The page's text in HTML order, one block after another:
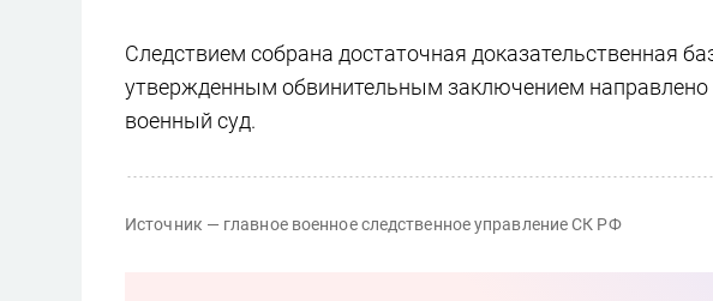
Следствием собрана достаточная доказательственная
утвержденным обвинительным заключением направлено
военный суд.
Источник — главное военное следственное управление СК РФ